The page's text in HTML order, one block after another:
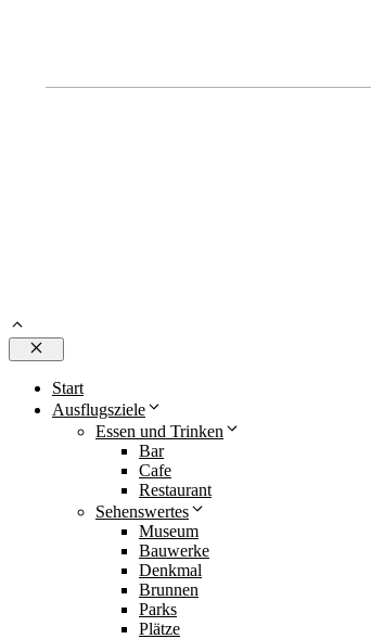
Schließen
Start
Ausflugsziele
Essen und Trinken
Bar
Cafe
Restaurant
Sehenswertes
Museum
Bauwerke
Denkmal
Brunnen
Parks
Plätze